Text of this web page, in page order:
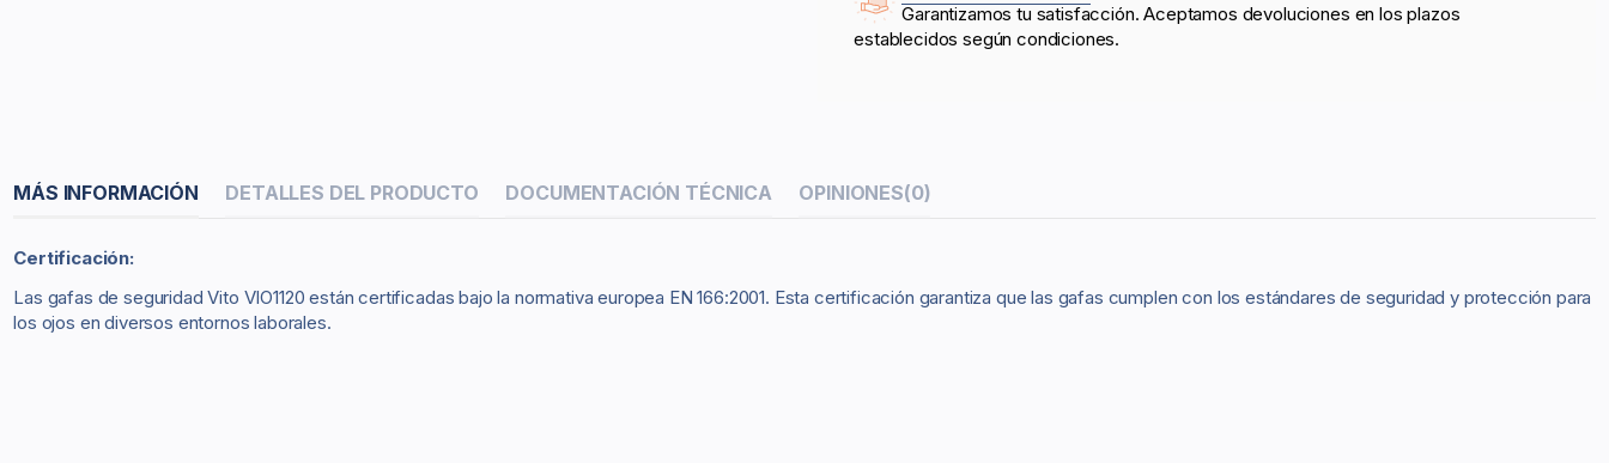
Garantizamos tu satisfacción. Aceptamos devoluciones en los plazos
establecidos según condiciones.
MÁS INFORMACIÓN DETALLES DEL PRODUCTO DOCUMENTACIÓN TÉCNICA OPINIONES(0)
Certificación:
Las gafas de seguridad Vito VIO1120 están certificadas bajo la normativa europea EN 166:2001. Esta certificación garantiza que las gafas cumplen con los estándares de seguridad y protección para
los ojos en diversos entornos laborales.